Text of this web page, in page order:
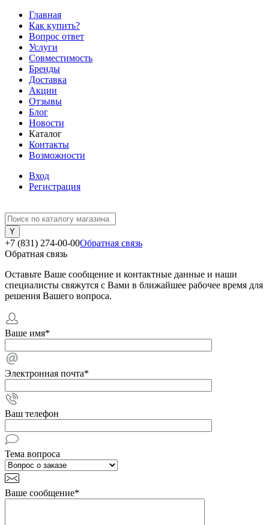
Главная
Как купить?
Вопрос ответ
Услуги
Совместимость
Бренды
Доставка
Акции
Отзывы
Блог
Новости
Каталог
Контакты
Возможности
Вход
Регистрация
+7 (831) 274-00-00Обратная связь
Обратная связь
Оставьте Ваше сообщение и контактные данные и наши
специалисты свяжутся с Вами в ближайшее рабочее время для
решения Вашего вопроса.
Ваше имя*
Электронная почта*
Ваш телефон
Тема вопроса
Ваше сообщение*